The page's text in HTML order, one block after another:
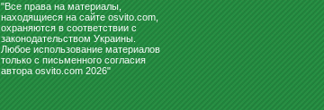
"Все права на материалы,
находящиеся на сайте osvito.com,
охраняются в соответствии с
законодательством Украины.
Любое использование материалов
только с письменного согласия
автора osvito.com 2026"